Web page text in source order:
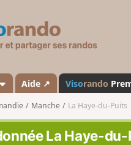
s
a
n
d
o
Aide ↗ Visorando
Manche La Haye-du-Puits
La Haye-